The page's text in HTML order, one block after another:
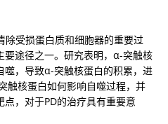
受损蛋白质和细胞器的重要过
途径之一。研究表明，α-突触核
噬，导致α-突触核蛋白的积累，进
触核蛋白如何影响自噬过程，并
，对于PD的治疗具有重要意